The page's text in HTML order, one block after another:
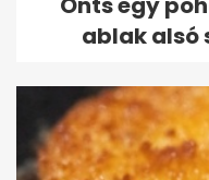
ablak alsó